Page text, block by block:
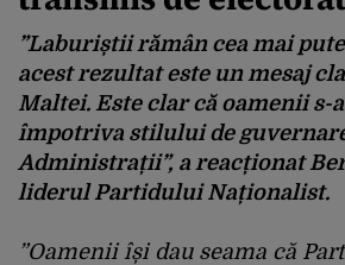
”Laburiștii rămân cea mai
acest rezultat este un mesaj
Maltei. Este clar că oamenii s-
împotriva stilului de
Administrații”, a reacționat
liderul Partidului Naționalist.
”Oamenii își dau seama că